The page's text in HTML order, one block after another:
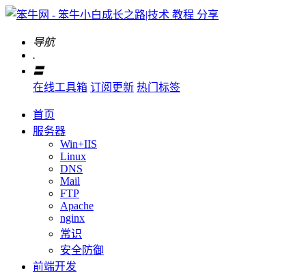
导航
.
〓
在线工具箱 订阅更新 热门标签
首页
服务器
Win+IIS
Linux
DNS
Mail
FTP
Apache
nginx
常识
安全防御
前端开发